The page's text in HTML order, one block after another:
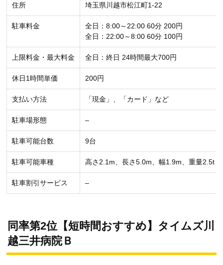
住所 埼玉県川越市松江町1-22
駐車料金
全日：8:00～22:00 60分 200円
全日：22:00～8:00 60分 100円
上限料金・最大料金 全日：終日 24時間最大700円
休日1時間単価 200円
支払い方法 「現金」、「カード」など
駐車場形態 –
駐車可能台数 9台
駐車可能車種 高さ2.1m、長さ5.0m、幅1.9m、重量2.5t
駐車割引サービス –
同率第2位【短時間おすすめ】タイムズ川
越三井病院Ｂ